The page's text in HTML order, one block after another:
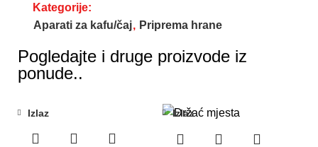
Kategorije:
Aparati za kafu/čaj, Priprema hrane
Pogledajte i druge proizvode iz
ponude..
Izlaz Izlaz